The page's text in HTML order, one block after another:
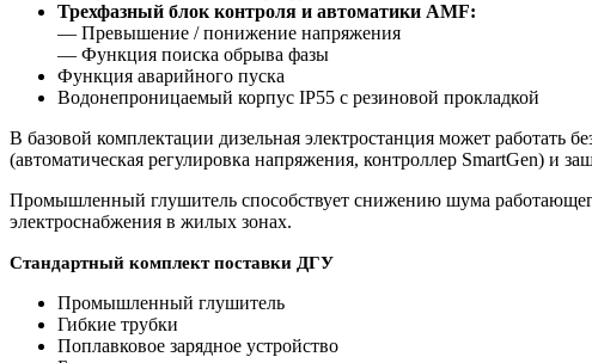
Трехфазный блок контроля и автоматики AMF:
— Превышение / понижение напряжения
— Функция поиска обрыва фазы
Функция аварийного пуска
Водонепроницаемый корпус IP55 с резиновой прокладкой
В базовой комплектации дизельная электростанция может работать
(автоматическая регулировка напряжения, контроллер SmartGen) и
Промышленный глушитель способствует снижению шума работающего
электроснабжения в жилых зонах.
Стандартный комплект поставки ДГУ
Промышленный глушитель
Гибкие трубки
Поплавковое зарядное устройство